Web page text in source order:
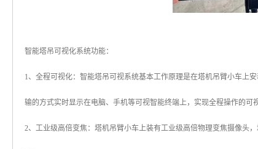
智能塔吊可视化系统功能：
1、全程可视化：智能塔吊可视系统基本工作原理是在塔机吊臂小车上
输的方式实时显示在电脑、手机等可视智能终端上，实现全程操作的可视
2、工业级高倍变焦：塔机吊臂小车上装有工业级高倍物理变焦摄像头